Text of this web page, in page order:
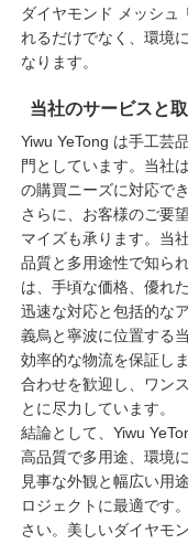
ダイヤモンド メッシュ
れるだけでなく、環境
なります。
当社のサービスと
Yiwu YeTong は手工芸
門としています。当社
の購買ニーズに対応で
さらに、お客様のご要
マイズも承ります。当
品質と多用途性で知ら
は、手頃な価格、優れ
迅速な対応と包括的な
義烏と寧波に位置する
効率的な物流を保証し
合わせを歓迎し、ワン
とに尽力しています。
結論として、Yiwu
高品質で多用途、環境
見事な外観と幅広い用
ロジェクトに最適です
さい。美しいダイヤモ